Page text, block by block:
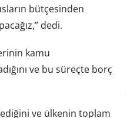
bütçesinden
dedi.
kamu
ve bu süreçte borç
ve ülkenin toplam